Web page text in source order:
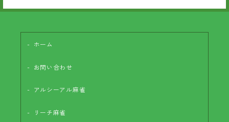
ホーム
お問い合わせ
アルシーアル麻雀
リーチ麻雀